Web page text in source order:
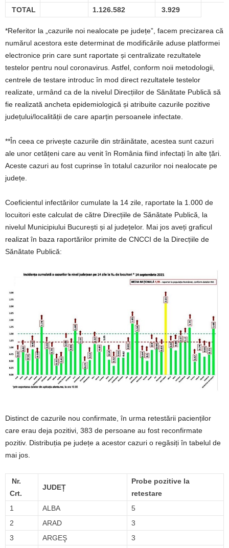
TOTAL 1.126.582 3.929
*Referitor la „cazurile noi nealocate pe județe”, facem precizarea că
numărul acestora este determinat de modificările aduse platformei
electronice prin care sunt raportate și centralizate rezultatele
testelor pentru noul coronavirus. Astfel, conform noii metodologii,
centrele de testare introduc în mod direct rezultatele testelor
realizate, urmând ca de la nivelul Direcțiilor de Sănătate Publică să
fie realizată ancheta epidemiologică și atribuite cazurile pozitive
județului/localității de care aparțin persoanele infectate.
**În ceea ce privește cazurile din străinătate, acestea sunt cazuri
ale unor cetățeni care au venit în România fiind infectați în alte țări.
Aceste cazuri au fost cuprinse în totalul cazurilor noi nealocate pe
județe.
Coeficientul infectărilor cumulate la 14 zile, raportate la 1.000 de
locuitori este calculat de către Direcțiile de Sănătate Publică, la
nivelul Municipiului București și al județelor. Mai jos aveți graficul
realizat în baza raportărilor primite de CNCCI de la Direcțiile de
Sănătate Publică:
Distinct de cazurile nou confirmate, în urma retestării pacienților
care erau deja pozitivi, 383 de persoane au fost reconfirmate
pozitiv. Distribuția pe județe a acestor cazuri o regăsiți în tabelul de
mai jos.
Nr.
Crt.
JUDEȚ
Probe pozitive la
retestare
1
ALBA
5
2
ARAD
3
3
ARGEŞ
3